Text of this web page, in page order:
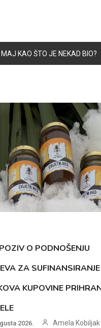
MAJ KAO ŠTO JE NEKAD BIO?
O PODNOŠENJU
ZA SUFINANSIRANJE
KUPOVINE
2026. Amela Kobiljak